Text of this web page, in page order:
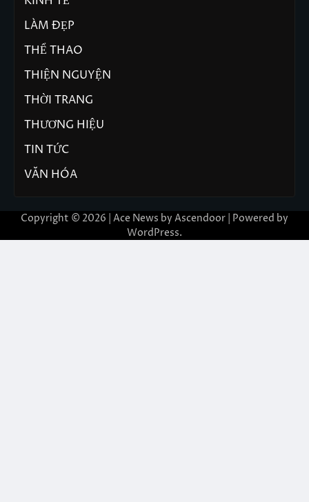
LÀM ĐẸP
THỂ THAO
THIỆN NGUYỆN
THỜI TRANG
THƯƠNG HIỆU
TIN TỨC
VĂN HÓA
Copyright © 2026 | Ace News by Ascendoor | Powered by
WordPress.